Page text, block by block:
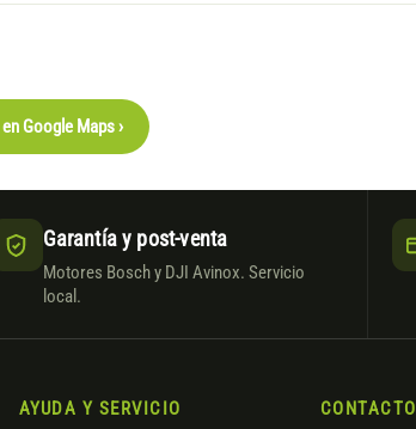
Google Maps ›
Garantía y post-venta
Motores Bosch y DJI Avinox. Servicio
local.
AYUDA Y SERVICIO CONTACTO